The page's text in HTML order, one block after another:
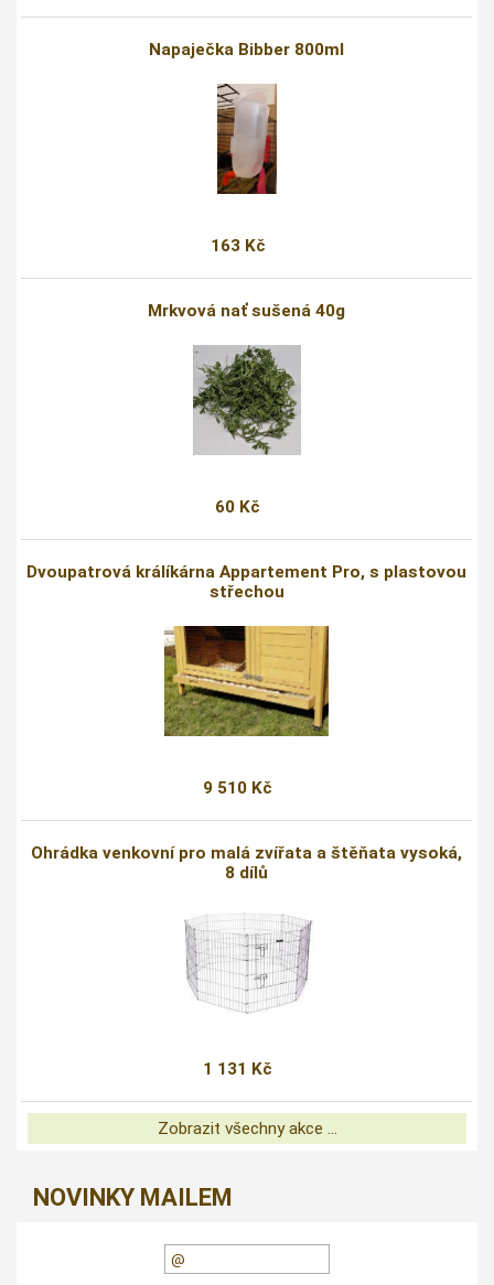
Napaječka Bibber 800ml
163 Kč
Mrkvová nať sušená 40g
60 Kč
Dvoupatrová králíkárna Appartement Pro, s plastovou
střechou
9 510 Kč
Ohrádka venkovní pro malá zvířata a štěňata vysoká,
8 dílů
1 131 Kč
Zobrazit všechny akce ...
NOVINKY MAILEM